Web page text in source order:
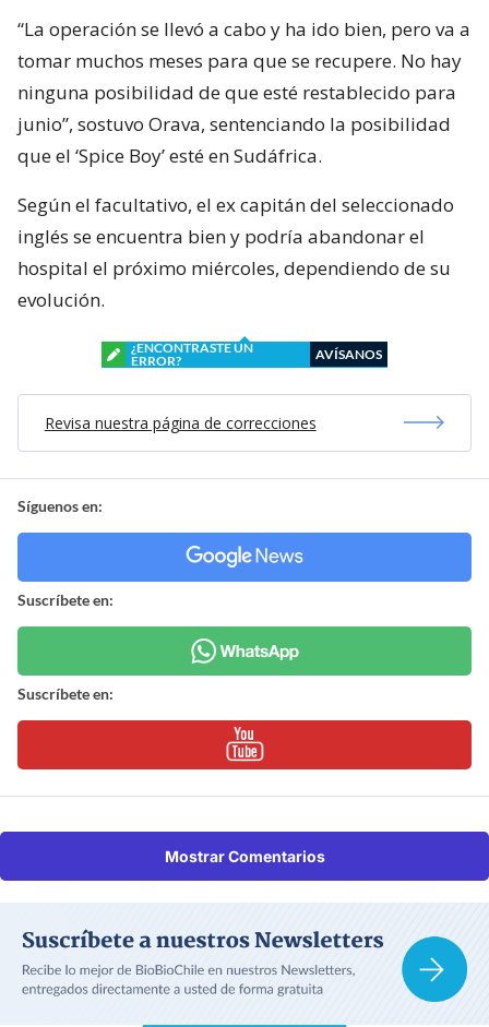
“La operación se llevó a cabo y ha ido bien, pero va a
tomar muchos meses para que se recupere. No hay
ninguna posibilidad de que esté restablecido para
junio”, sostuvo Orava, sentenciando la posibilidad
que el ‘Spice Boy’ esté en Sudáfrica.
Según el facultativo, el ex capitán del seleccionado
inglés se encuentra bien y podría abandonar el
hospital el próximo miércoles, dependiendo de su
evolución.
¿ENCONTRASTE UN
ERROR?
AVÍSANOS
Revisa nuestra página de correcciones
Síguenos en:
Suscríbete en:
Suscríbete en:
Mostrar Comentarios